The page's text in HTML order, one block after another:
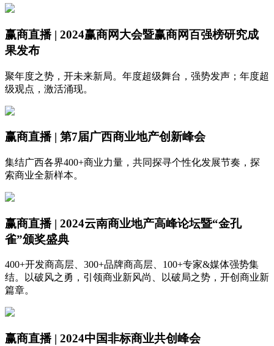
赢商直播 | 2024赢商网大会暨赢商网百强榜研究成
果发布
聚年度之势，开未来新局。年度超级舞台，强势发声；年度超
级观点，激活涌现。
赢商直播 | 第7届广西商业地产创新峰会
集结广西各界400+商业力量，共同探寻个性化发展节奏，探
索商业全新样本。
赢商直播 | 2024云南商业地产高峰论坛暨“金孔
雀”颁奖盛典
400+开发商高层、300+品牌商高层、100+专家&媒体强势集
结。以破风之勇，引领商业新风尚、以破局之势，开创商业新
篇章。
赢商直播 | 2024中国非标商业共创峰会